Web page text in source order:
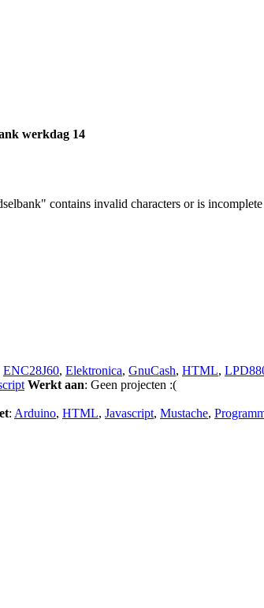
werkdag 14
contains invalid characters or is incomplete
ENC28J60, Elektronica, GnuCash, HTML,
Werkt aan: Geen projecten :(
: Arduino, HTML, Javascript, Mustache,